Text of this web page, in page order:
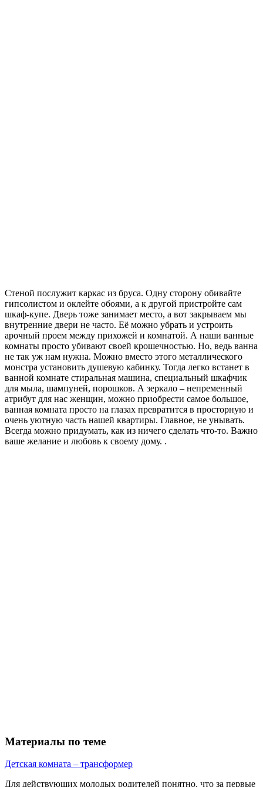
Стеной послужит каркас из бруса. Одну сторону обивайте
гипсолистом и оклейте обоями, а к другой пристройте сам
шкаф-купе. Дверь тоже занимает место, а вот закрываем мы
внутренние двери не часто. Её можно убрать и устроить
арочный проем между прихожей и комнатой. А наши ванные
комнаты просто убивают своей крошечностью. Но, ведь ванна
не так уж нам нужна. Можно вместо этого металлического
монстра установить душевую кабинку. Тогда легко встанет в
ванной комнате стиральная машина, специальный шкафчик
для мыла, шампуней, порошков. А зеркало – непременный
атрибут для нас женщин, можно приобрести самое большое,
ванная комната просто на глазах превратится в просторную и
очень уютную часть нашей квартиры. Главное, не унывать.
Всегда можно придумать, как из ничего сделать что-то. Важно
ваше желание и любовь к своему дому. .
Материалы по теме
Детская комната – трансформер
Для действующих молодых родителей понятно, что за первые